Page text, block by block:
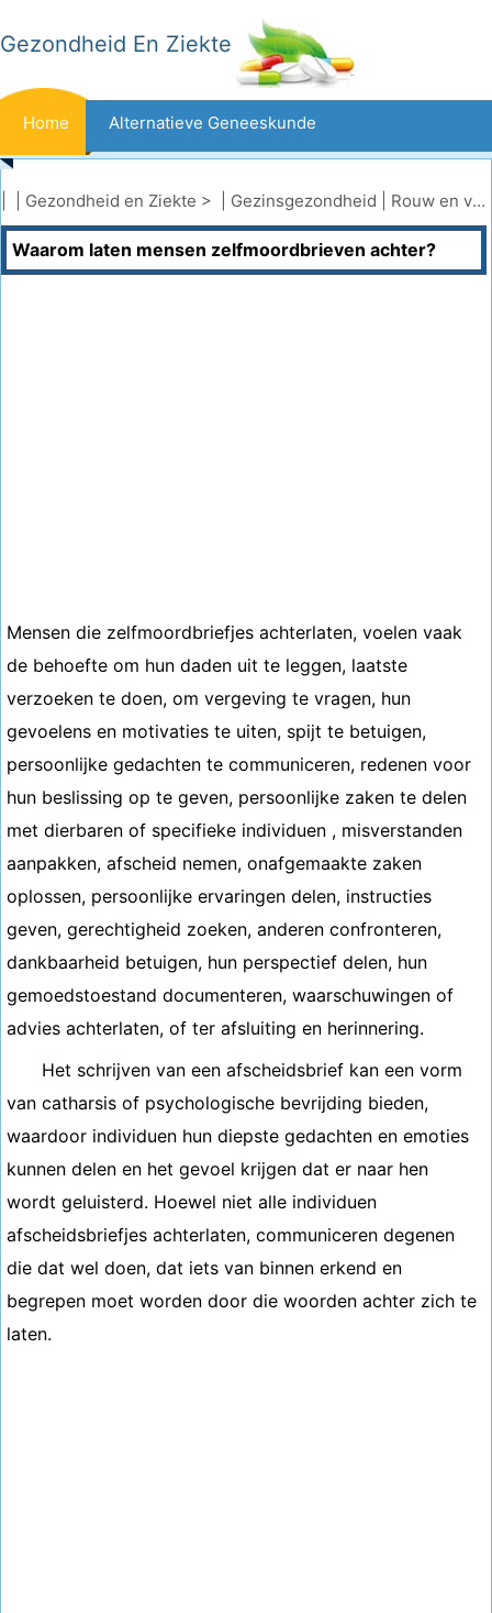
Gezondheid En Ziekte
Home Alternatieve Geneeskunde
Beten En Steken Kanker
Aandoeningen En Behandelingen Mond- En Tandzorg
Gezondheid en Ziekte > | Gezinsgezondheid Rouw en verlies
Waarom laten mensen zelfmoordbrieven achter?
Mensen die zelfmoordbriefjes achterlaten, voelen vaak
de behoefte om hun daden uit te leggen, laatste
verzoeken te doen, om vergeving te vragen, hun
gevoelens en motivaties te uiten, spijt te betuigen,
persoonlijke gedachten te communiceren, redenen voor
hun beslissing op te geven, persoonlijke zaken te delen
met dierbaren of specifieke individuen , misverstanden
aanpakken, afscheid nemen, onafgemaakte zaken
oplossen, persoonlijke ervaringen delen, instructies
geven, gerechtigheid zoeken, anderen confronteren,
dankbaarheid betuigen, hun perspectief delen, hun
gemoedstoestand documenteren, waarschuwingen of
advies achterlaten, of ter afsluiting en herinnering.
Het schrijven van een afscheidsbrief kan een vorm
van catharsis of psychologische bevrijding bieden,
waardoor individuen hun diepste gedachten en emoties
kunnen delen en het gevoel krijgen dat er naar hen
wordt geluisterd. Hoewel niet alle individuen
afscheidsbriefjes achterlaten, communiceren degenen
die dat wel doen, dat iets van binnen erkend en
begrepen moet worden door die woorden achter zich te
laten.